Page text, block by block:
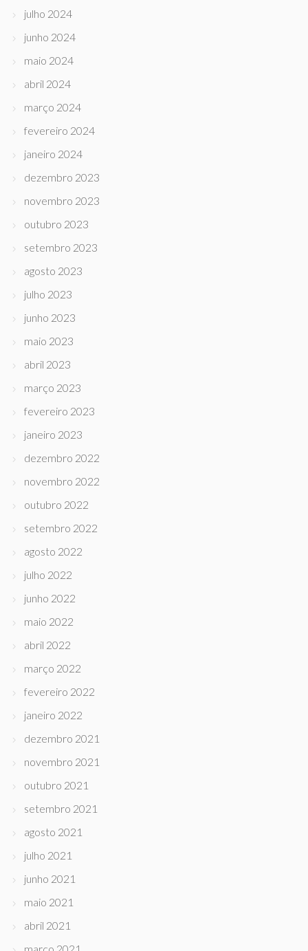
julho 2024
junho 2024
maio 2024
abril 2024
março 2024
fevereiro 2024
janeiro 2024
dezembro 2023
novembro 2023
outubro 2023
setembro 2023
agosto 2023
julho 2023
junho 2023
maio 2023
abril 2023
março 2023
fevereiro 2023
janeiro 2023
dezembro 2022
novembro 2022
outubro 2022
setembro 2022
agosto 2022
julho 2022
junho 2022
maio 2022
abril 2022
março 2022
fevereiro 2022
janeiro 2022
dezembro 2021
novembro 2021
outubro 2021
setembro 2021
agosto 2021
julho 2021
junho 2021
maio 2021
abril 2021